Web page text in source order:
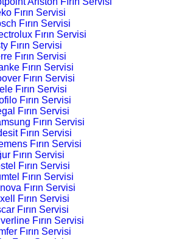
Fırın Servisi
Fırın Servisi
Fırın Servisi
Fırın Servisi
Fırın Servisi
Fırın Servisi
Fırın Servisi
Fırın Servisi
Fırın Servisi
Fırın Servisi
Fırın Servisi
Fırın Servisi
Fırın Servisi
Fırın Servisi
Fırın Servisi
Fırın Servisi
Fırın Servisi
Fırın Servisi
Fırın Servisi
Fırın Servisi
Fırın Servisi